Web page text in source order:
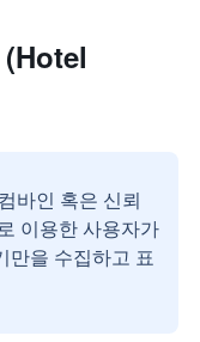
바인 혹은 신뢰
이용한 사용자가
만을 수집하고 표